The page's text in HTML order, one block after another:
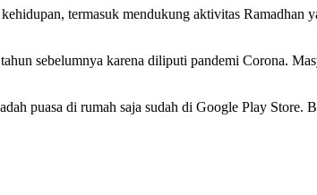
termasuk mendukung aktivitas Ramadhan
sebelumnya karena diliputi pandemi Corona.
puasa di rumah saja sudah di Google Play